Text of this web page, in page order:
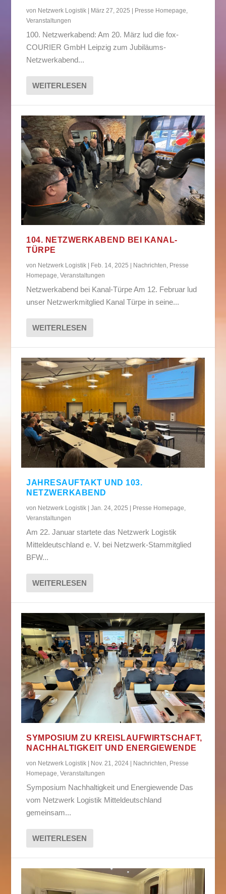
von Netzwerk Logistik | März 27, 2025 | Presse Homepage
Veranstaltungen
100. Netzwerkabend: Am 20. März lud die fox-
COURIER GmbH Leipzig zum Jubiläums-
Netzwerkabend...
WEITERLESEN
104. NETZWERKABEND BEI KANAL-
TÜRPE
von Netzwerk Logistik Feb. 14, 2025 Nachrichten, Presse
Homepage,Veranstaltungen
Netzwerkabend bei Kanal-Türpe Am 12. Februar lud
unser Netzwerkmitglied Kanal Türpe in seine...
WEITERLESEN
JAHRESAUFTAKT UND 103.
NETZWERKABEND
von Netzwerk Logistik |Jan. 24, 2025 Presse Homepage,
Veranstaltungen
Am 22. Januar startete das Netzwerk Logistik
Mitteldeutschland e. V. bei Netzwerk-Stammitglied
BFW...
WEITERLESEN
SYMPOSIUM ZU KREISLAUFWIRTSCHAFT,
NACHHALTIGKEIT UND ENERGIEWENDE
von Netzwerk Logistik Nov. 21, 2024 Nachrichten, Presse
Homepage,Veranstaltungen
Symposium Nachhaltigkeit und Energiewende Das
vom Netzwerk Logistik Mitteldeutschland
gemeinsam...
WEITERLESEN